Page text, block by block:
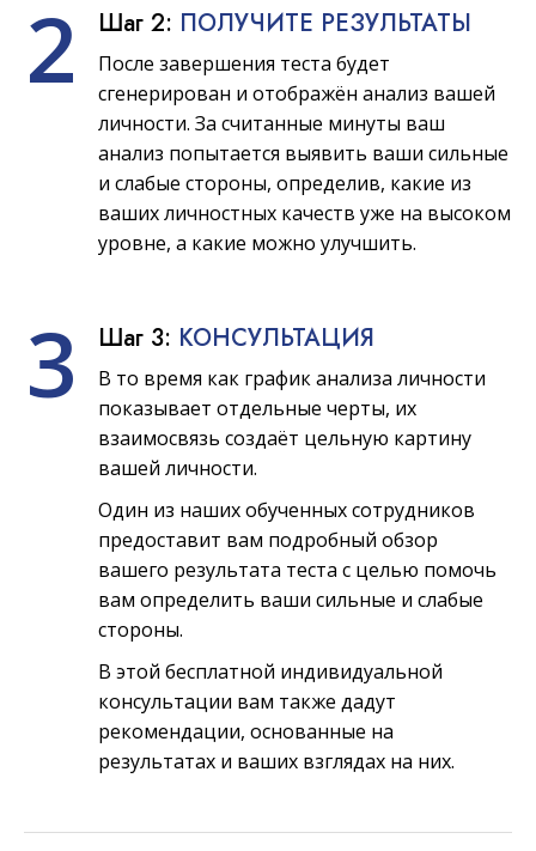
2 Шаг 2: ПОЛУЧИТЕ РЕЗУЛЬТАТЫ
После завершения теста будет
сгенерирован и отображён анализ вашей
личности. За считанные минуты ваш
анализ попытается выявить ваши сильные
и слабые стороны, определив, какие из
ваших личностных качеств уже на высоком
уровне, а какие можно улучшить.
3 Шаг 3: КОНСУЛЬТАЦИЯ
В то время как график анализа личности
показывает отдельные черты, их
взаимосвязь создаёт цельную картину
вашей личности.
Один из наших обученных сотрудников
предоставит вам подробный обзор
вашего результата теста с целью помочь
вам определить ваши сильные и слабые
стороны.
В этой бесплатной индивидуальной
консультации вам также дадут
рекомендации, основанные на
результатах и ваших взглядах на них.